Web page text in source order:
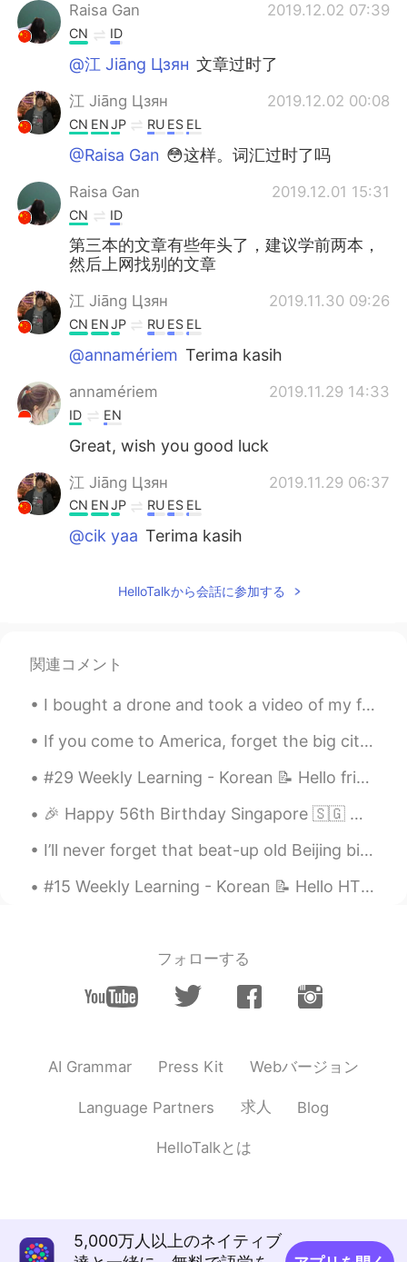
Raisa Gan 2019.12.02 07:39
CN ID
@江 Jiāng Цзян 文章过时了
江 Jiāng Цзян 2019.12.02 00:08
CN ENJP RU ES EL
@Raisa Gan 😳这样。词汇过时了吗
Raisa Gan 2019.12.01 15:31
CN ID
第三本的文章有些年头了，建议学前两本，
然后上网找别的文章
江 Jiāng Цзян 2019.11.30 09:26
CN ENJP RU ES EL
@annamériem Terima kasih
annamériem 2019.11.29 14:33
ID EN
Great, wish you good luck
江 Jiāng Цзян 2019.11.29 06:37
CN ENJP RU ES EL
@cik yaa Terima kasih
AR
江 Jiāng Цзян
@lilo terima kasih
2019.11.28 04:23
CNENJP RUES EL
@Icka Purnama Sari Terima kasih
江 Jiāng Цзян 2019.11.28 04:23
@liloTerima kasih
Semangat belajarnya
江 Jiāng Цзян 2019.11.28 01:11
RU ES EL
RU ES
HelloTalkから会話に参加する
関連コメント
I bought a drone and took a video of my family’s house in the suburbs. You can see how typical Am...
If you come to America, forget the big city and take a road trip to some national parks. The sout...
#29 Weekly Learning - Korean 📝 Hello friends 😄, Welcome to my weekly learning of 🇰🇷🇯🇵🇷🇺 ❓ Ques...
🎉 Happy 56th Birthday Singapore 🇸🇬 🥳 These are some of my favourite dining places from Singapore...
I’ll never forget that beat-up old Beijing bicycle that my colleague gave to me when my new bike ...
#15 Weekly Learning - Korean 📝 Hello HT friends 😄, Welcome to my weekly learning of 🇰🇷🇯🇵🇷🇺 ❓ ...
フォローする
AI Grammar Press Kit Webバージョン
Language Partners 求人 Blog
HelloTalkとは
5,000万人以上のネイティブ